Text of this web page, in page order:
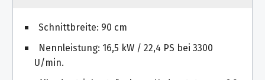
Schnittbreite: 90 cm
Nennleistung: 16,5 kW / 22,4 PS bei 3300
U/min.